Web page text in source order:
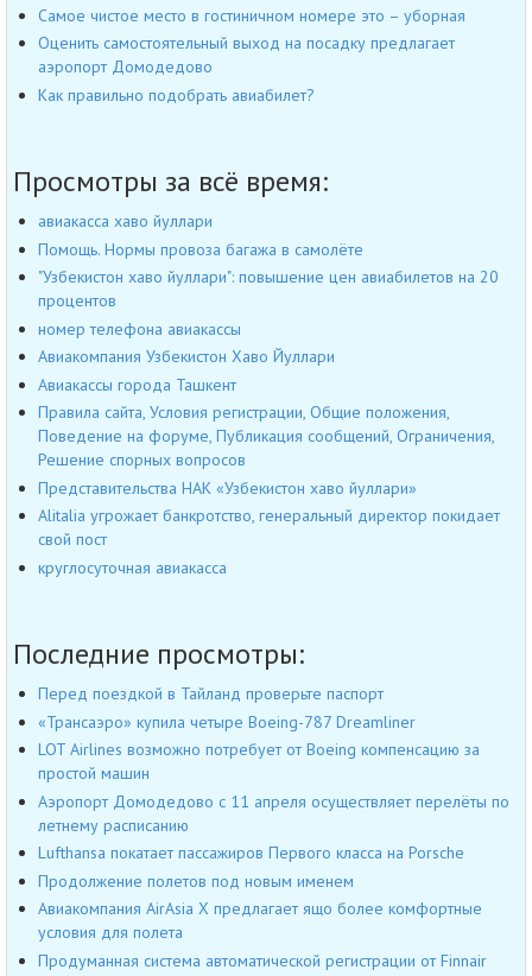
Самое чистое место в гостиничном номере это – уборная
Оценить самостоятельный выход на посадку предлагает
аэропорт Домодедово
Как правильно подобрать авиабилет?
Просмотры за всё время:
авиакасса хаво йуллари
Помощь. Нормы провоза багажа в самолёте
"Узбекистон хаво йуллари": повышение цен авиабилетов на 20
процентов
номер телефона авиакассы
Авиакомпания Узбекистон Хаво Йуллари
Авиакассы города Ташкент
Правила сайта, Условия регистрации, Общие положения,
Поведение на форуме, Публикация сообщений, Ограничения,
Решение спорных вопросов
Представительства НАК «Узбекистон хаво йуллари»
Alitalia угрожает банкротство, генеральный директор покидает
свой пост
круглосуточная авиакасса
Последние просмотры:
Перед поездкой в Тайланд проверьте паспорт
«Трансаэро» купила четыре Boeing-787 Dreamliner
LOT Airlines возможно потребует от Boeing компенсацию за
простой машин
Аэропорт Домодедово с 11 апреля осуществляет перелёты по
летнему расписанию
Lufthansa покатает пассажиров Первого класса на Porsche
Продолжение полетов под новым именем
Авиакомпания AirAsia X предлагает ящо более комфортные
условия для полета
Продуманная система автоматической регистрации от Finnair